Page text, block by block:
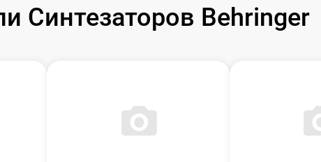
Синтезаторов Behringer